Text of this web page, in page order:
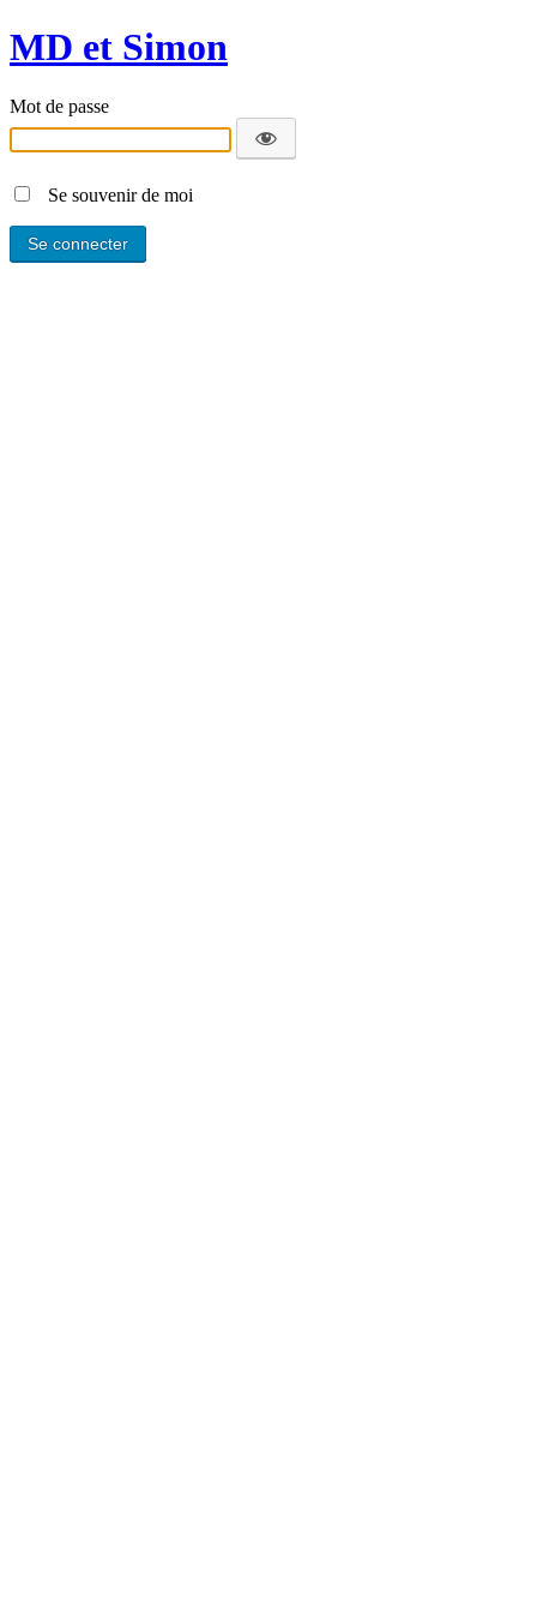
MD et Simon
Mot de passe
Se souvenir de moi